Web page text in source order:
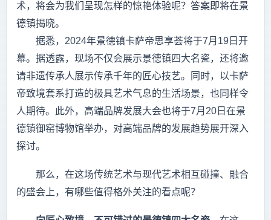
术，将会为我们呈现怎样的惊艳体验呢？答案即将在景
德镇揭晓。
据悉，2024年景德镇卡萨帝思享荟将于7月19日开
幕。据透露，现场不仅会展示景德镇四大名瓷，还将邀
请非遗传承人展示传承千年的匠心技艺。同时，以卡萨
帝致境套系打造的极具艺术气息的生活场景，也同样令
人期待。此外，高端品牌发展大会也将于7月20日在景
德镇御窑博物馆举办，对高端品牌的发展趋势展开深入
探讨。
那么，在这场传统艺术与现代艺术相互碰撞、融合
的盛会上，有哪些值得格外关注的看点呢？